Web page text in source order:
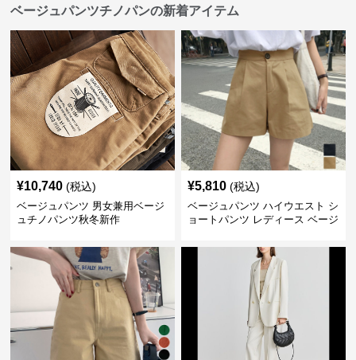
ベージュパンツチノパンの新着アイテム
¥10,740 (税込)
ベージュパンツ 男女兼用ベージ
ュチノパンツ秋冬新作
¥5,810 (税込)
ベージュパンツ ハイウエスト シ
ョートパンツ レディース ベージ